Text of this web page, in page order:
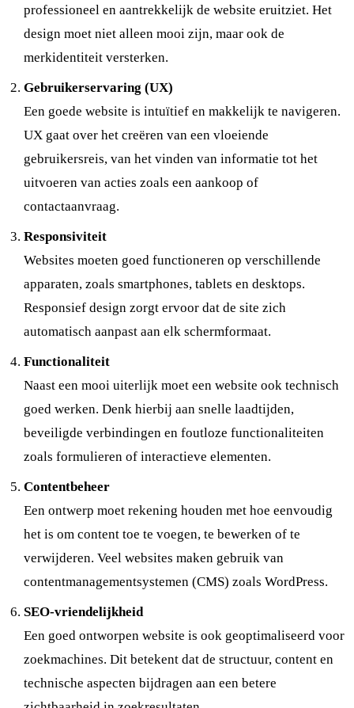
professioneel en aantrekkelijk de website eruitziet. Het
design moet niet alleen mooi zijn, maar ook de
merkidentiteit versterken.
Gebruikerservaring (UX)
Een goede website is intuïtief en makkelijk te navigeren.
UX gaat over het creëren van een vloeiende
gebruikersreis, van het vinden van informatie tot het
uitvoeren van acties zoals een aankoop of
contactaanvraag.
Responsiviteit
Websites moeten goed functioneren op verschillende
apparaten, zoals smartphones, tablets en desktops.
Responsief design zorgt ervoor dat de site zich
automatisch aanpast aan elk schermformaat.
Functionaliteit
Naast een mooi uiterlijk moet een website ook technisch
goed werken. Denk hierbij aan snelle laadtijden,
beveiligde verbindingen en foutloze functionaliteiten
zoals formulieren of interactieve elementen.
Contentbeheer
Een ontwerp moet rekening houden met hoe eenvoudig
het is om content toe te voegen, te bewerken of te
verwijderen. Veel websites maken gebruik van
contentmanagementsystemen (CMS) zoals WordPress.
SEO-vriendelijkheid
Een goed ontworpen website is ook geoptimaliseerd voor
zoekmachines. Dit betekent dat de structuur, content en
technische aspecten bijdragen aan een betere